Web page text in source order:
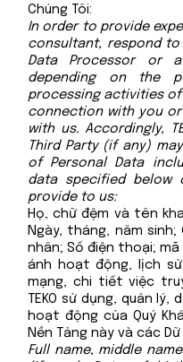
Chúng Tôi:
In order to provide
consultant, respond to
Data Processor or
depending on the
processing activities
connection with you
with us. Accordingly,
Third Party (if any)
of Personal Data
data specified
provide to us:
Họ, chữ đệm và tên
Ngày, tháng, năm
nhân; Số điện thoại;
ánh hoạt động, lịch
mạng, chi tiết việc
TEKO sử dụng, quản
hoạt động của Quý
Nền Tảng này và các
Full name, middle